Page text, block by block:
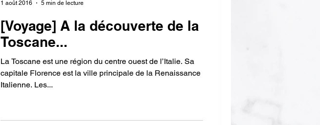
[Voyage] A la découverte de la
Toscane...
La Toscane est une région du centre ouest de l’Italie. Sa
capitale Florence est la ville principale de la Renaissance
Italienne. Les...
1 août 2016 5 min de lecture